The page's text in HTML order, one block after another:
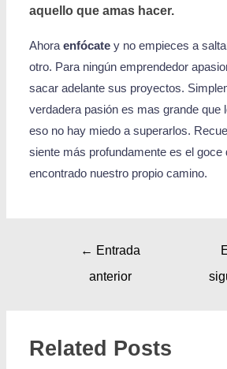
aquello que amas hacer.
Ahoraenfócate y no empieces a
otro. Para ningún emprendedor
sacar adelante sus proyectos.
verdadera pasión es mas grande que
eso no hay miedo a superarlos.
siente más profundamente es el goce
encontrado nuestro propio camino.
← Entrada
anterior
Related Posts